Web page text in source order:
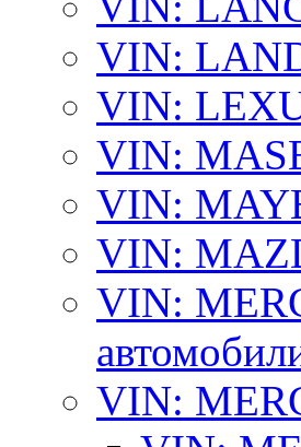
VIN:
VIN:
VIN:
VIN:
VIN:
VIN:
VIN: